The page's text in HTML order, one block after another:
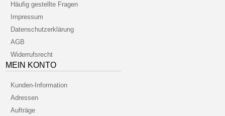
Häufig gestellte Fragen
Impressum
Datenschutzerklärung
AGB
Widerrufsrecht
MEIN KONTO
Kunden-Information
Adressen
Aufträge